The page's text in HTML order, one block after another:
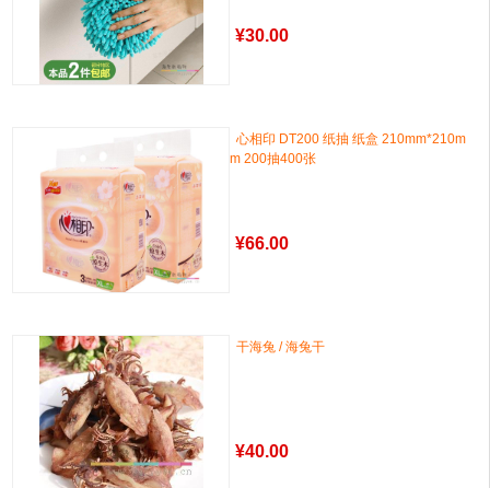
¥30.00
心相印 DT200 纸抽 纸盒 210mm*210m
m 200抽400张
¥66.00
干海兔 / 海兔干
¥40.00